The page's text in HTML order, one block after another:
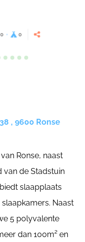
0 0
, 9600 Ronse
Ronse, naast
van de Stadstuin
slaapplaats
Naast
5 polyvalente
dan 100m² en